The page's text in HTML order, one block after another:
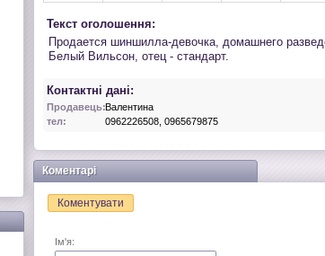
Текст оголошення:
Продается шиншилла-девочка, домашнего
Белый Вильсон, отец - стандарт.
Контактні дані:
Продавець:Валентина
тел:
0962226508, 0965679875
Коментарі
Коментувати
Ім'я: